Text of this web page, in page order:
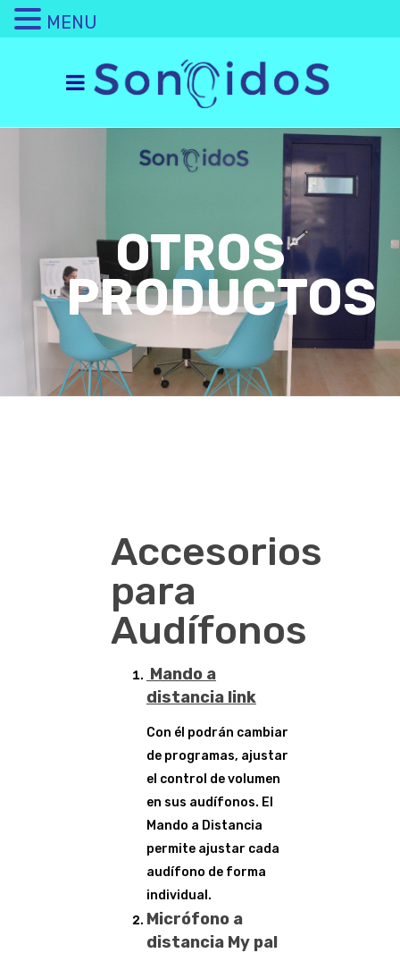
OTROS
PRODUCTOS
Accesorios
para
Audífonos
Mando a
distancia link
Con él podrán cambiar
de programas, ajustar
el control de volumen
en sus audífonos. El
Mando a Distancia
permite ajustar cada
audífono de forma
individual.
Micrófono a
distancia My pal
MENU